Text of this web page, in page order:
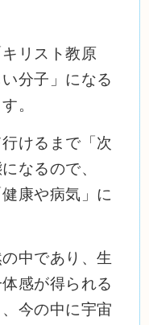
リスト教原
分子」になる
。
けるまで「次
なるので、
康や病気」に
中であり、生
感が得られる
今の中に宇宙